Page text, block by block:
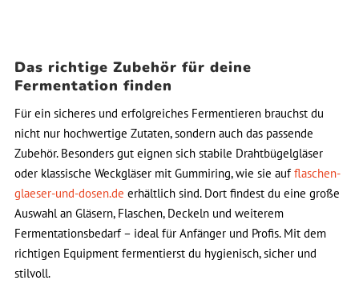
Das richtige Zubehör für deine
Fermentation finden
Für ein sicheres und erfolgreiches Fermentieren brauchst du
nicht nur hochwertige Zutaten, sondern auch das passende
Zubehör. Besonders gut eignen sich stabile Drahtbügelgläser
oder klassische Weckgläser mit Gummiring, wie sie aufflaschen-
glaeser-und-dosen.de erhältlich sind. Dort findest du eine große
Auswahl an Gläsern, Flaschen, Deckeln und weiterem
Fermentationsbedarf – ideal für Anfänger und Profis. Mit dem
richtigen Equipment fermentierst du hygienisch, sicher und
stilvoll.